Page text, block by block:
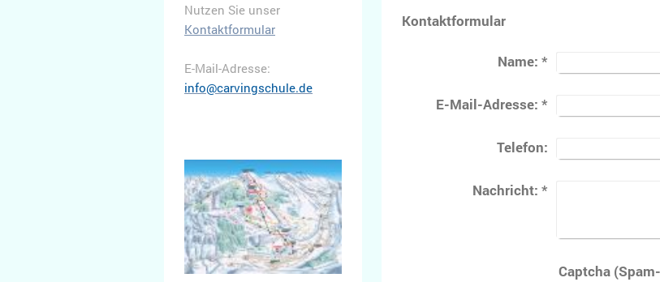
Kontaktformular
Name: *
E-Mail-Adresse: *
Telefon:
Nachricht: *
Nutzen Sie unser
Kontaktformular
E-Mail-Adresse:
info@carvingschule.de